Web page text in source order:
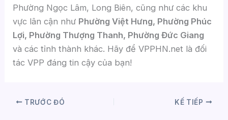
Phường Ngọc Lâm, Long Biên, cũng như các khu
vực lân cận như Phường Việt Hưng, Phường Phúc
Lợi, Phường Thượng Thanh, Phường Đức Giang
và các tỉnh thành khác. Hãy để VPPHN.net là đối
tác VPP đáng tin cậy của bạn!
TRƯỚC ĐÓ KẾ TIẾP